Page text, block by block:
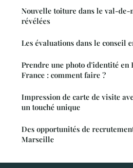
Nouvelle toiture dans le val-de-
révélées
Les évaluations dans le conseil
Prendre une photo d'identité en
France : comment faire ?
Impression de carte de visite
un touché unique
Des opportunités de
Marseille